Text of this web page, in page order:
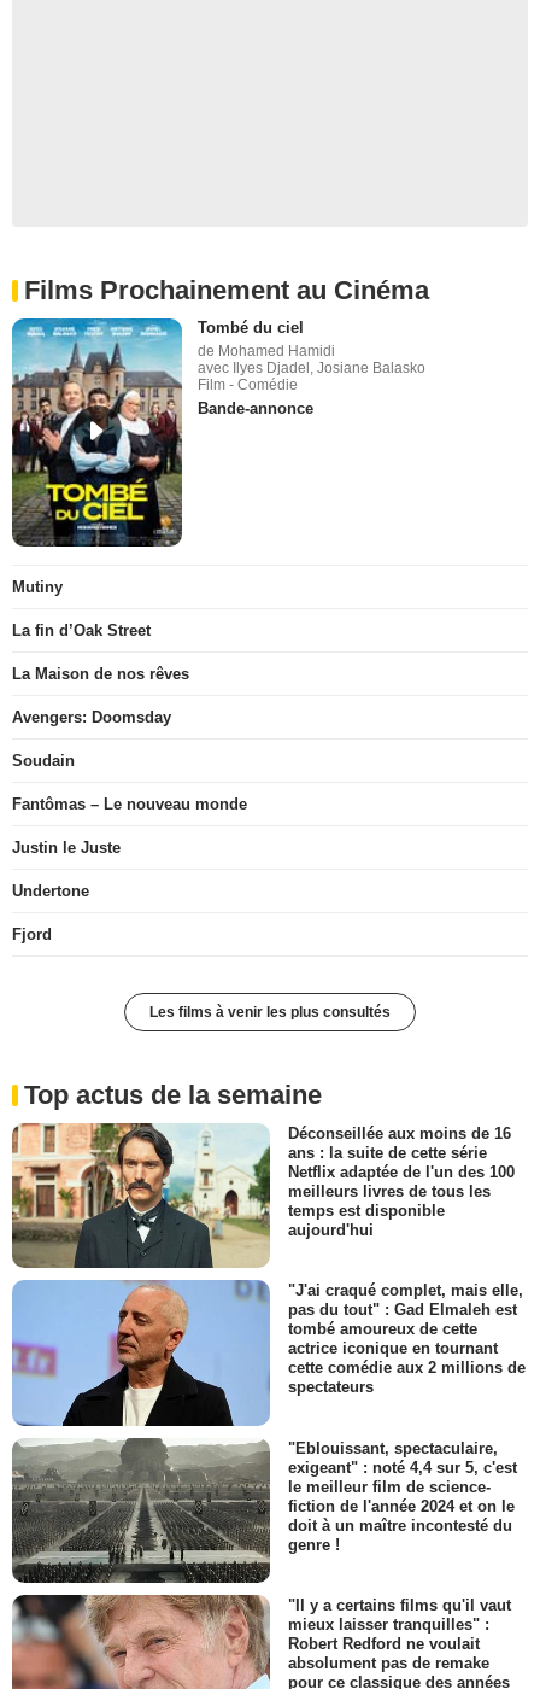
Films Prochainement au Cinéma
Tombé du ciel
de Mohamed Hamidi
avec Ilyes Djadel, Josiane Balasko
Film - Comédie
Bande-annonce
Mutiny
La fin d’Oak Street
La Maison de nos rêves
Avengers: Doomsday
Soudain
Fantômas – Le nouveau monde
Justin le Juste
Undertone
Fjord
Les films à venir les plus consultés
Top actus de la semaine
Déconseillée aux moins de 16
ans : la suite de cette série
Netflix adaptée de l'un des 100
meilleurs livres de tous les
temps est disponible
aujourd'hui
"J'ai craqué complet, mais elle,
pas du tout" : Gad Elmaleh est
tombé amoureux de cette
actrice iconique en tournant
cette comédie aux 2 millions de
spectateurs
"Eblouissant, spectaculaire,
exigeant" : noté 4,4 sur 5, c'est
le meilleur film de science-
fiction de l'année 2024 et on le
doit à un maître incontesté du
genre !
"Il y a certains films qu'il vaut
mieux laisser tranquilles" :
Robert Redford ne voulait
absolument pas de remake
pour ce classique des années